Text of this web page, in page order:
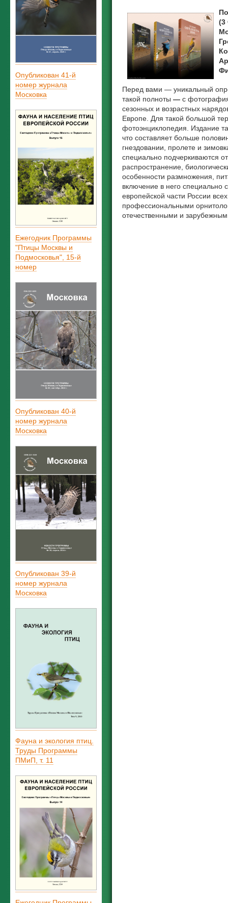
Опубликован 41-й
номер журнала
Московка
Ежегодник Программы
"Птицы Москвы и
Подмосковья", 15-й
номер
Опубликован 40-й
номер журнала
Московка
Опубликован 39-й
номер журнала
Московка
Фауна и экология птиц.
Труды Программы
ПМиП, т. 11
(3
Перед вами — уникальный
такой полноты — с
сезонных и возрастных
Европе. Для такой большой
фотоэнциклопедия. Издание
что составляет больше
гнездовании, пролете и
специально подчеркиваются
распространение,
особенности размножения,
включение в него специально
европейской части России
профессиональными
отечественными и